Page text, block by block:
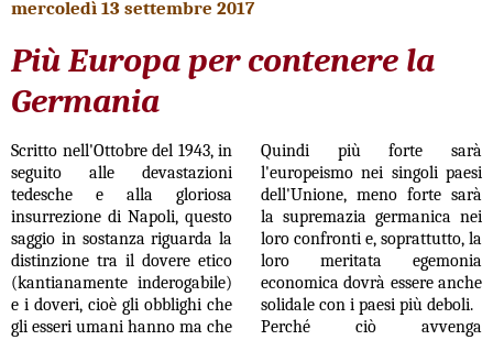
mercoledì 13 settembre 2017
Più Europa per contenere la
Germania
Scritto nell'Ottobre del 1943, in
seguito alle devastazioni
tedesche e alla gloriosa
insurrezione di Napoli, questo
saggio in sostanza riguarda la
distinzione tra il dovere etico
(kantianamente inderogabile)
e i doveri, cioè gli obblighi che
gli esseri umani hanno ma che
Quindi più forte sarà
l'europeismo nei singoli paesi
dell'Unione, meno forte sarà
la supremazia germanica nei
loro confronti e, soprattutto, la
loro meritata egemonia
economica dovrà essere anche
solidale con i paesi più deboli.
Perché ciò avvenga